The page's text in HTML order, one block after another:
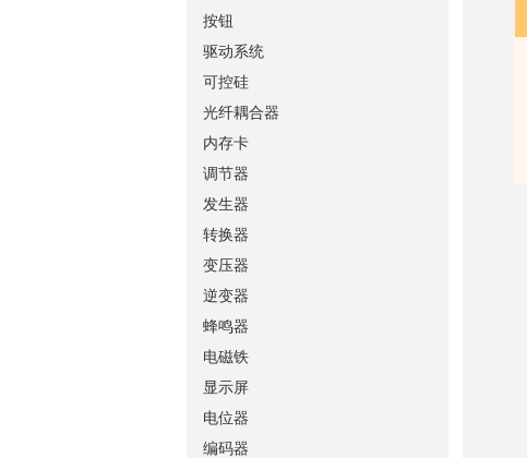
按钮
驱动系统
可控硅
光纤耦合器
内存卡
调节器
发生器
转换器
变压器
逆变器
蜂鸣器
电磁铁
显示屏
电位器
编码器